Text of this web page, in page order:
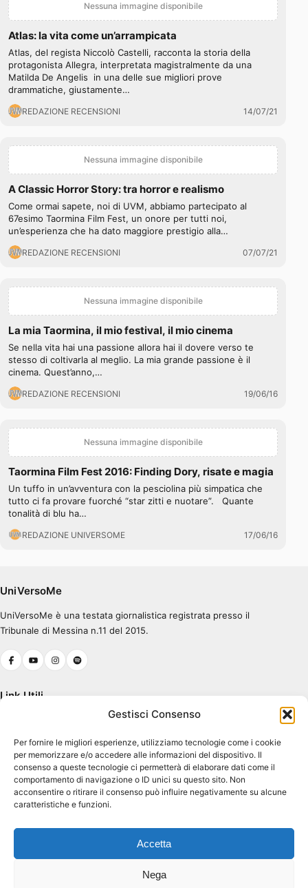
Gestisci Consenso
Per fornire le migliori esperienze, utilizziamo tecnologie come i cookie
per memorizzare e/o accedere alle informazioni del dispositivo. Il
consenso a queste tecnologie ci permetterà di elaborare dati come il
comportamento di navigazione o ID unici su questo sito. Non
acconsentire o ritirare il consenso può influire negativamente su alcune
caratteristiche e funzioni.
Accetta
Nega
Nessuna immagine disponibile
Atlas: la vita come un’arrampicata
Atlas, del regista Niccolò Castelli, racconta la storia della
protagonista Allegra, interpretata magistralmente da una
Matilda De Angelis in una delle sue migliori prove
drammatiche, giustamente…
REDAZIONE RECENSIONI 14/07/21
Nessuna immagine disponibile
A Classic Horror Story: tra horror e realismo
Come ormai sapete, noi di UVM, abbiamo partecipato al
67esimo Taormina Film Fest, un onore per tutti noi,
un’esperienza che ha dato maggiore prestigio alla…
REDAZIONE RECENSIONI 07/07/21
Nessuna immagine disponibile
La mia Taormina, il mio festival, il mio cinema
Se nella vita hai una passione allora hai il dovere verso te
stesso di coltivarla al meglio. La mia grande passione è il
cinema. Quest’anno,…
REDAZIONE RECENSIONI 19/06/16
Nessuna immagine disponibile
Taormina Film Fest 2016: Finding Dory, risate e magia
Un tuffo in un’avventura con la pesciolina più simpatica che
tutto ci fa provare fuorché “star zitti e nuotare”. Quante
tonalità di blu ha…
REDAZIONE UNIVERSOME 17/06/16
UniVersoMe
UniVersoMe è una testata giornalistica registrata presso il
Tribunale di Messina n.11 del 2015.
Link Utili
Cookie Policy (UE)
Terms & Conditions
Contatti
Piazza Pugliatti, 1
Dir. Resp. Antonio Tavilla